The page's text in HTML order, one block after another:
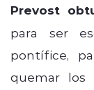
Prevost
para ser
pontífice,
quemar los